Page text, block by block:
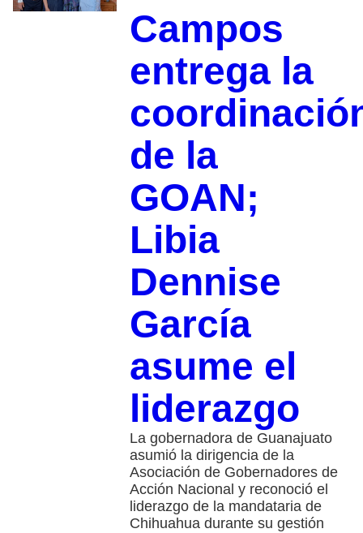
Campos
entrega la
de la
GOAN;
Libia
Dennise
García
asume el
liderazgo
La gobernadora de Guanajuato
asumió la dirigencia de la
Asociación de Gobernadores de
Acción Nacional y reconoció el
liderazgo de la mandataria de
Chihuahua durante su gestión